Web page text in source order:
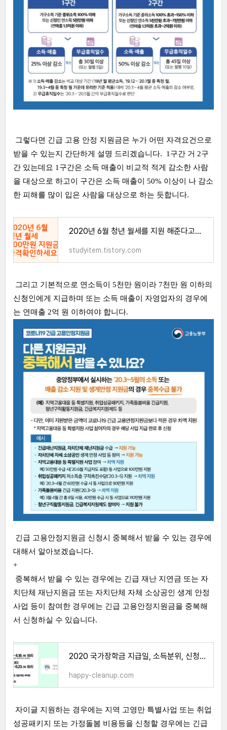
그렇다면 긴급 고용 안정 지원금은 누가 어떤 자격요건으로
받을 수 있는지 간단하게 설명 드리겠습니다. 1구간 거 2구
간 있는데요 1구간은 소득 매출이 비교적 적게 감소한 사람
을 대상으로 하고이 구간은 소득 매출이 50% 이상이 나 감소
한 피해를 많이 입은 사람을 대상으로 하는 듯합니다.
2020년 6월 청년 월세를 지원 해준다고요? 자격 확인하세요.
studyitem.tistory.com
그리고 기본적으로 연소득이 5천만 원이라 7천만 원 이하의
신청인에게 지급하며 또는 소득 매출이 자영업자의 경우에
는 연매출 2억 원 이하여야 합니다.
긴급 고용안정지원금 신청시 중복해서 받을 수 있는 경우에
대해서 알아보겠습니다.
+
중복해서 받을 수 있는 경우에는 긴급 재난 지연금 또는 자
치단체 재난지원금 또는 자치단체 자체 소상공인 생계 안정
사업 등이 참여한 경우에는 긴급 고용안정지원금을 중복해
서 신청하실 수 있습니다.
2020 국가장학금 지급일, 소득분위, 신청기간
happy-cleanup.com
자이글 지원하는 경우에는 지역 고영만 특별사업 또는 취업
성공패키지 또는 가정돌봄 비용등을 신청할 경우에는 긴급